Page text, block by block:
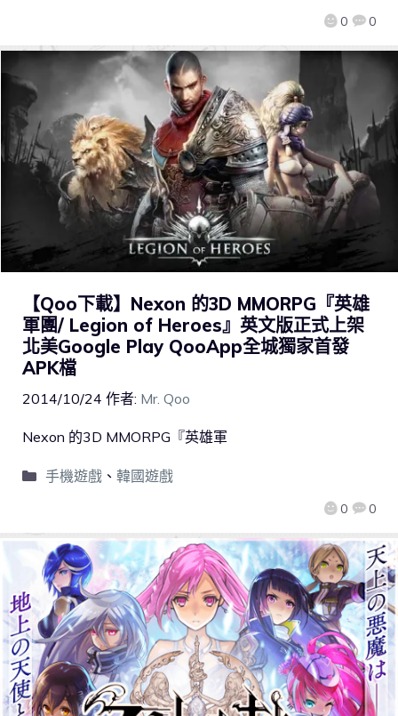
0 0
【Qoo下載】Nexon 的3D MMORPG『英雄
軍團/ Legion of Heroes』英文版正式上架
北美Google Play QooApp全城獨家首發
APK檔
2014/10/24 作者: Mr. Qoo
0 0
Nexon 的3D MMORPG『英雄軍
手機遊戲、 韓國遊戲